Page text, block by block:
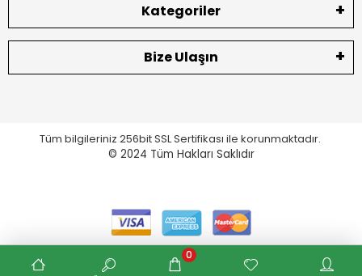
Kategoriler
Bize Ulaşın
Tüm bilgileriniz 256bit SSL Sertifikası ile korunmaktadır.
© 2024 Tüm Hakları Saklıdır
0